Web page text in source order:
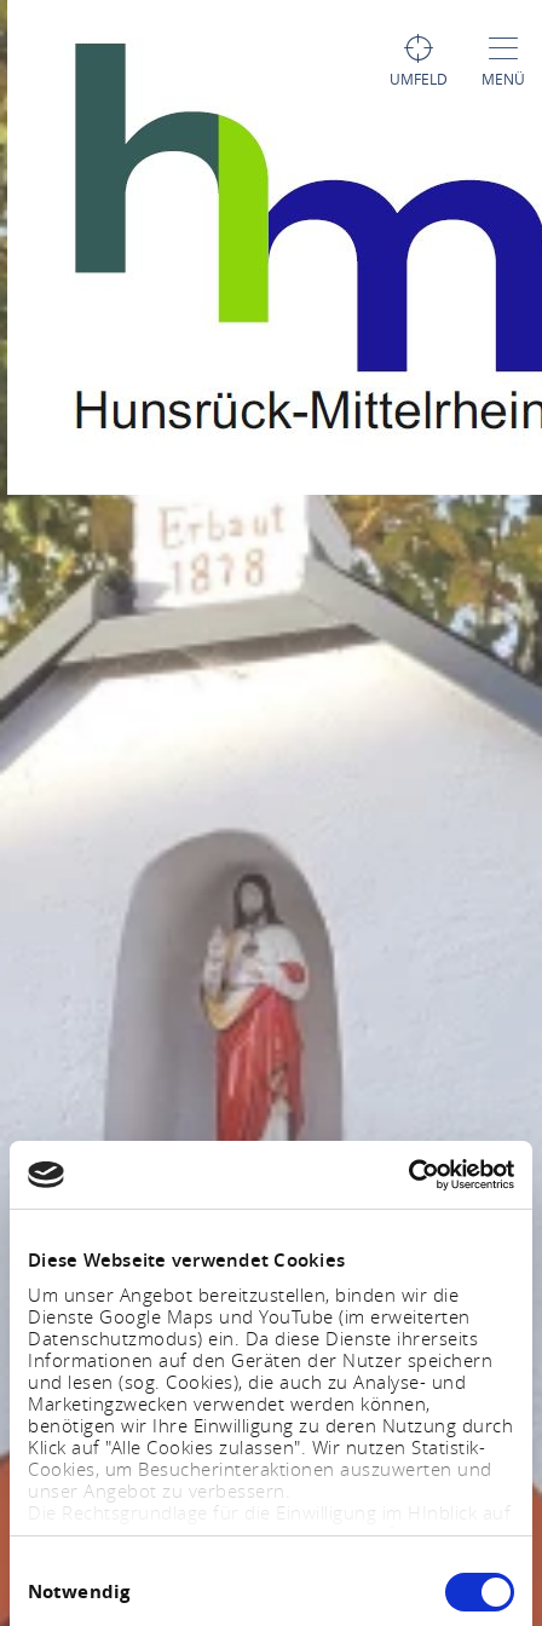
Diese Webseite verwendet Cookies
Um unser Angebot bereitzustellen, binden wir die
Dienste Google Maps und YouTube (im erweiterten
Datenschutzmodus) ein. Da diese Dienste ihrerseits
Informationen auf den Geräten der Nutzer speichern
und lesen (sog. Cookies), die auch zu Analyse- und
Marketingzwecken verwendet werden können,
benötigen wir Ihre Einwilligung zu deren Nutzung durch
Klick auf "Alle Cookies zulassen". Wir nutzen Statistik-
Cookies, um Besucherinteraktionen auszuwerten und
unser Angebot zu verbessern.
Die Rechtsgrundlage für die Einwilligung im HInblick auf
die Speicherung und das Auslesen von Informationen
Verarbeitung personenbezogener Daten Art. 6 Abs. 1
lit. a DSGVO.
Notwendig
UMFELD MENÜ